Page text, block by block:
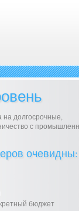
долгосрочные,
с
очевидны:
бюджет